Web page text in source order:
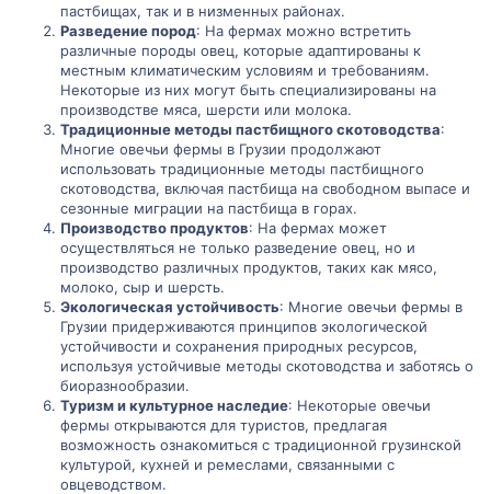
пастбищах, так и в низменных районах.
Разведение пород: На фермах можно встретить
различные породы овец, которые адаптированы к
местным климатическим условиям и требованиям.
Некоторые из них могут быть специализированы на
производстве мяса, шерсти или молока.
Традиционные методы пастбищного скотоводства:
Многие овечьи фермы в Грузии продолжают
использовать традиционные методы пастбищного
скотоводства, включая пастбища на свободном выпасе и
сезонные миграции на пастбища в горах.
Производство продуктов: На фермах может
осуществляться не только разведение овец, но и
производство различных продуктов, таких как мясо,
молоко, сыр и шерсть.
Экологическая устойчивость: Многие овечьи фермы в
Грузии придерживаются принципов экологической
устойчивости и сохранения природных ресурсов,
используя устойчивые методы скотоводства и заботясь о
биоразнообразии.
Туризм и культурное наследие: Некоторые овечьи
фермы открываются для туристов, предлагая
возможность ознакомиться с традиционной грузинской
культурой, кухней и ремеслами, связанными с
овцеводством.